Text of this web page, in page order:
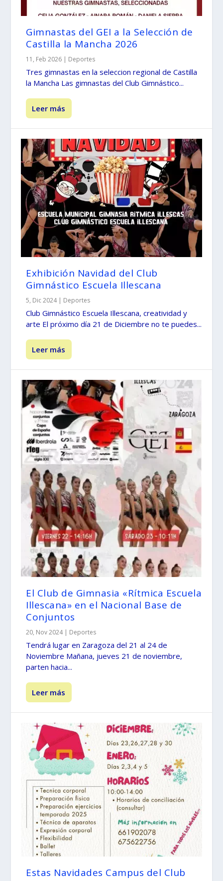
Gimnastas del GEI a la Selección de
Castilla la Mancha 2026
11, Feb 2026 | Deportes
Tres gimnastas en la seleccion regional de Castilla
la Mancha Las gimnastas del Club Gimnástico...
Leer más
Exhibición Navidad del Club
Gimnástico Escuela Illescana
5, Dic 2024| Deportes
Club Gimnástico Escuela Illescana, creatividad y
arte El próximo día 21 de Diciembre no te puedes...
Leer más
El Club de Gimnasia «Rítmica Escuela
Illescana» en el Nacional Base de
Conjuntos
20, Nov 2024| Deportes
Tendrá lugar en Zaragoza del 21 al 24 de
Noviembre Mañana, jueves 21 de noviembre,
parten hacia...
Leer más
Estas Navidades Campus del Club